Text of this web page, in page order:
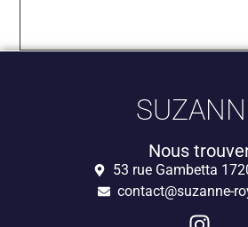
Nous
53 rue Gambetta
contact@suzanne-